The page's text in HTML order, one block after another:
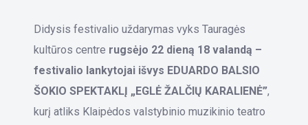
Didysis festivalio uždarymas vyks Tauragės
kultūros centre rugsėjo 22 dieną 18 valandą –
festivalio lankytojai išvys EDUARDO BALSIO
ŠOKIO SPEKTAKLĮ „EGLĖ ŽALČIŲ KARALIENĖ”,
kurį atliks Klaipėdos valstybinio muzikinio teatro